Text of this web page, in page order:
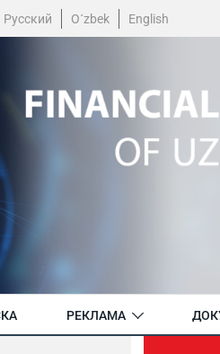
Русский O´zbek English
РЕКЛАМА